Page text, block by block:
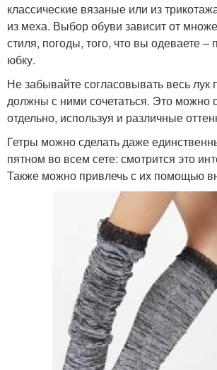
классические вязаные или из
из меха. Выбор обуви зависит от
стиля, погоды, того, что вы одеваете –
юбку.
Не забывайте согласовывать весь лук
должны с ними сочетаться. Это можно
отдельно, используя и различные
Гетры можно сделать даже
пятном во всем сете: смотрится это
Также можно привлечь с их помощью